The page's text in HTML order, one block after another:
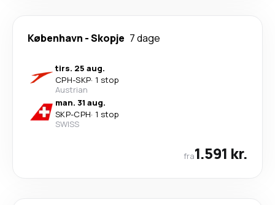
København -Skopje 7 dage
tirs. 25 aug.
CPH-SKP· 1 stop
Austrian
man. 31 aug.
SKP-CPH· 1 stop
SWISS
fra1.591 kr.